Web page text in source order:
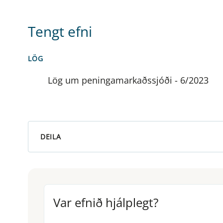
Tengt efni
LÖG
Lög um peningamarkaðssjóði - 6/2023
DEILA
Var efnið hjálplegt?
Var efnið hjálplegt?